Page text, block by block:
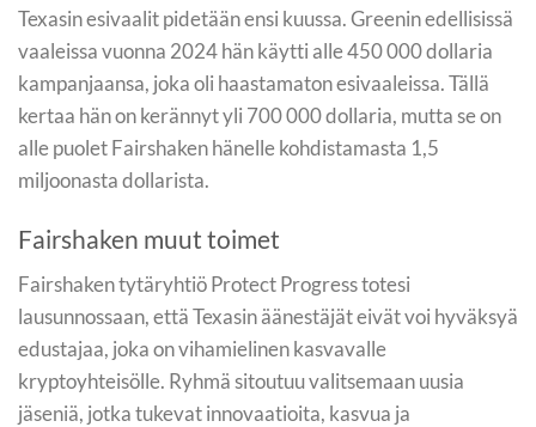
Texasin esivaalit pidetään ensi kuussa. Greenin edellisissä
vaaleissa vuonna 2024 hän käytti alle 450 000 dollaria
kampanjaansa, joka oli haastamaton esivaaleissa. Tällä
kertaa hän on kerännyt yli 700 000 dollaria, mutta se on
alle puolet Fairshaken hänelle kohdistamasta 1,5
miljoonasta dollarista.
Fairshaken muut toimet
Fairshaken tytäryhtiö Protect Progress totesi
lausunnossaan, että Texasin äänestäjät eivät voi hyväksyä
edustajaa, joka on vihamielinen kasvavalle
kryptoyhteisölle. Ryhmä sitoutuu valitsemaan uusia
jäseniä, jotka tukevat innovaatioita, kasvua ja